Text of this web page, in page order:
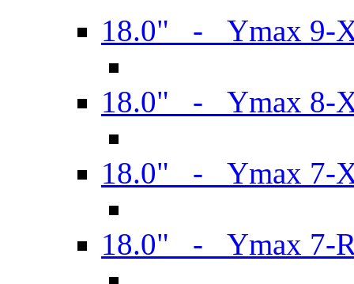
18.0" - Ymax 9-
18.0" - Ymax 8-
18.0" - Ymax 7-
18.0" - Ymax 7-